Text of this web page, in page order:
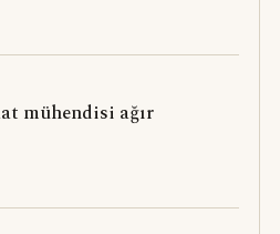
mühendisi ağır